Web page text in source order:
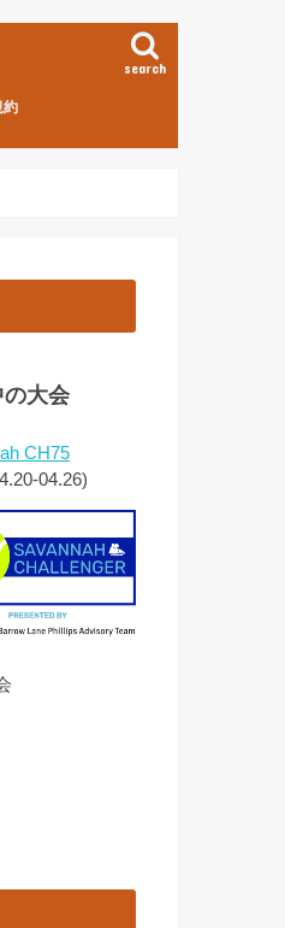
search
約
大会
CH75
04.26)